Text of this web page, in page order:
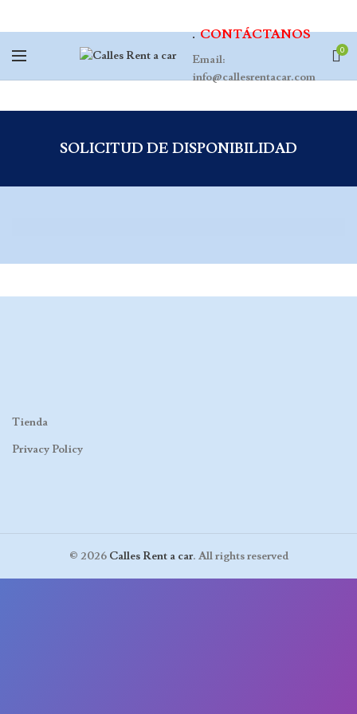
.CONTÁCTANOS
Email:
info@callesrentacar.com
0
SOLICITUD DE DISPONIBILIDAD
Tienda
Privacy Policy
© 2026 Calles Rent a car. All rights reserved